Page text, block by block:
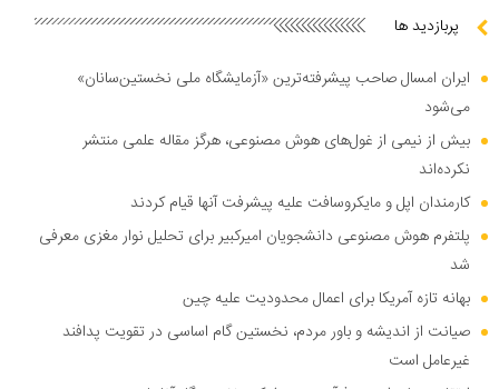
پربازدید ها
ایران امسال صاحب پیشرفته‌ترین «آزمایشگاه ملی نخستین‌سانان»
می‌شود
بیش از نیمی از غول‌های هوش مصنوعی، هرگز مقاله علمی منتشر
نکرده‌اند
کارمندان اپل و مایکروسافت علیه پیشرفت آنها قیام کردند
پلتفرم هوش مصنوعی دانشجویان امیرکبیر برای تحلیل نوار مغزی معرفی
شد
بهانه تازه آمریکا برای اعمال محدودیت علیه چین
صیانت از اندیشه و باور مردم، نخستین گام اساسی در تقویت پدافند
غیرعامل است